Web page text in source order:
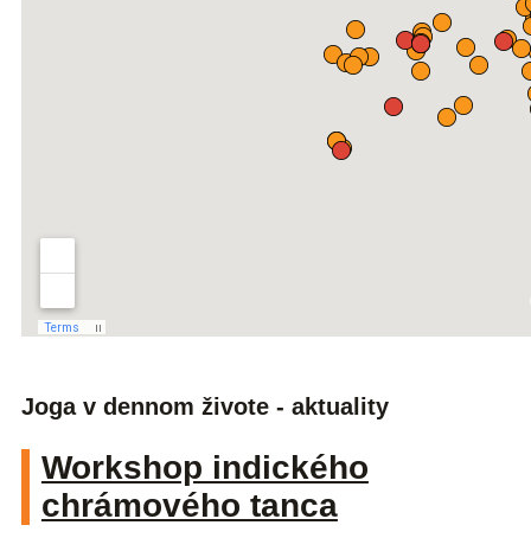
Joga v dennom živote - aktuality
Workshop indického
chrámového tanca